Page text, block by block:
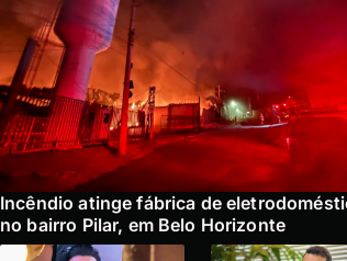
Incêndio atinge fábrica de
no bairro Pilar, em Belo Horizonte